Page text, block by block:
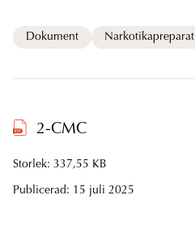
Dokument Narkotikapreparat
2-CMC
Storlek: 337,55 KB
Publicerad: 15 juli 2025